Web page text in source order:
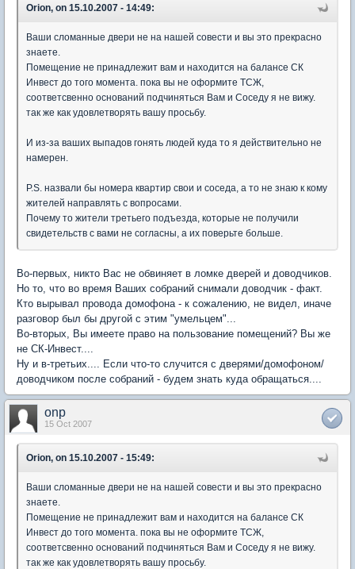
Orion, on 15.10.2007 - 14:49:
Ваши сломанные двери не на нашей совести и вы это прекрасно
знаете.
Помещение не принадлежит вам и находится на балансе СК
Инвест до того момента. пока вы не оформите ТСЖ,
соответсвенно оснований подчиняться Вам и Соседу я не вижу.
так же как удовлетворять вашу просьбу.
И из-за ваших выпадов гонять людей куда то я действительно не
намерен.
P.S. назвали бы номера квартир свои и соседа, а то не знаю к кому
жителей направлять с вопросами.
Почему то жители третьего подъезда, которые не получили
свидетельств с вами не согласны, а их поверьте больше.
Во-первых, никто Вас не обвиняет в ломке дверей и доводчиков.
Но то, что во время Ваших собраний снимали доводчик - факт.
Кто вырывал провода домофона - к сожалению, не видел, иначе
разговор был бы другой с этим "умельцем"...
Во-вторых, Вы имеете право на пользование помещений? Вы же
не СК-Инвест....
Ну и в-третьих.... Если что-то случится с дверями/домофоном/
доводчиком после собраний - будем знать куда обращаться....
onp
15 Oct 2007
Orion, on 15.10.2007 - 15:49:
Ваши сломанные двери не на нашей совести и вы это прекрасно
знаете.
Помещение не принадлежит вам и находится на балансе СК
Инвест до того момента. пока вы не оформите ТСЖ,
соответсвенно оснований подчиняться Вам и Соседу я не вижу.
так же как удовлетворять вашу просьбу.